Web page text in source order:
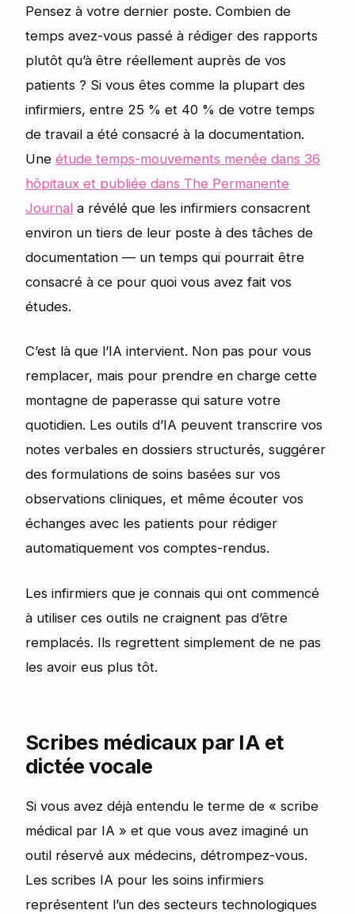
Pensez à votre dernier poste. Combien de
temps avez-vous passé à rédiger des rapports
plutôt qu’à être réellement auprès de vos
patients ? Si vous êtes comme la plupart des
infirmiers, entre 25 % et 40 % de votre temps
de travail a été consacré à la documentation.
Une étude temps-mouvements menée dans 36
hôpitaux et publiée dans The Permanente
Journal a révélé que les infirmiers consacrent
environ un tiers de leur poste à des tâches de
documentation — un temps qui pourrait être
consacré à ce pour quoi vous avez fait vos
études.
C’est là que l’IA intervient. Non pas pour vous
remplacer, mais pour prendre en charge cette
montagne de paperasse qui sature votre
quotidien. Les outils d’IA peuvent transcrire vos
notes verbales en dossiers structurés, suggérer
des formulations de soins basées sur vos
observations cliniques, et même écouter vos
échanges avec les patients pour rédiger
automatiquement vos comptes-rendus.
Les infirmiers que je connais qui ont commencé
à utiliser ces outils ne craignent pas d’être
remplacés. Ils regrettent simplement de ne pas
les avoir eus plus tôt.
Scribes médicaux par IA et
dictée vocale
Si vous avez déjà entendu le terme de « scribe
médical par IA » et que vous avez imaginé un
outil réservé aux médecins, détrompez-vous.
Les scribes IA pour les soins infirmiers
représentent l’un des secteurs technologiques